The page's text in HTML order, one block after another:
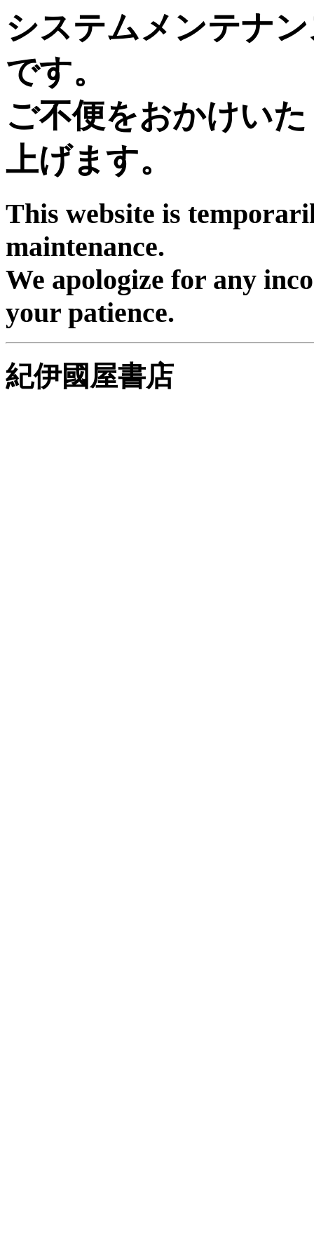
システムメンテナ
です。
ご不便をおかけい
上げます。
This website is
maintenance.
We apologize for any
your patience.
紀伊國屋書店